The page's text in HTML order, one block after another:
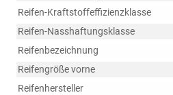
Reifen-Kraftstoffeffizienzklasse
Reifen-Nasshaftungsklasse
Reifenbezeichnung
Reifengröße vorne
Reifenhersteller